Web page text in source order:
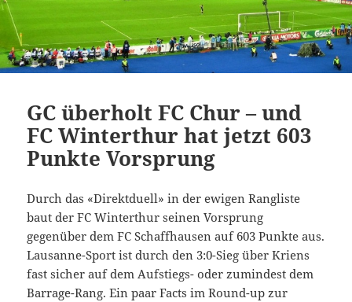
GC überholt FC Chur – und
FC Winterthur hat jetzt 603
Punkte Vorsprung
Durch das «Direktduell» in der ewigen Rangliste
baut der FC Winterthur seinen Vorsprung
gegenüber dem FC Schaffhausen auf 603 Punkte aus.
Lausanne-Sport ist durch den 3:0-Sieg über Kriens
fast sicher auf dem Aufstiegs- oder zumindest dem
Barrage-Rang. Ein paar Facts im Round-up zur